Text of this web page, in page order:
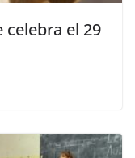
celebra el 29